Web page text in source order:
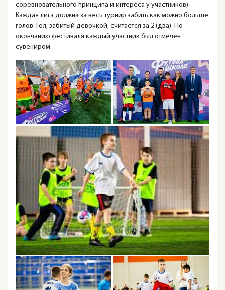
соревновательного принципа и интереса у участников).
Каждая лига должна за весь турнир забить как можно больше
голов. Гол, забитый девочкой, считается за 2 (два). По
окончанию фестиваля каждый участник был отмечен
сувениром.